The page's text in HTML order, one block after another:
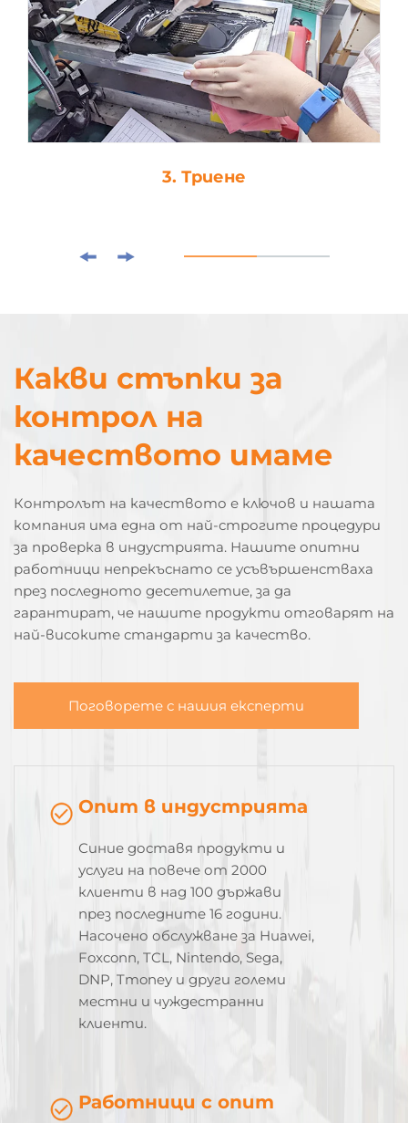
3. Триене
Какви стъпки за
контрол на
качеството имаме
Контролът на качеството е ключов и нашата
компания има една от най-строгите процедури
за проверка в индустрията. Нашите опитни
работници непрекъснато се усъвършенстваха
през последното десетилетие, за да
гарантират, че нашите продукти отговарят на
най-високите стандарти за качество.
Поговорете с нашия експерти
Опит в индустрията
Синие доставя продукти и
услуги на повече от 2000
клиенти в над 100 държави
през последните 16 години.
Насочено обслужване за Huawei,
Foxconn, TCL, Nintendo, Sega,
DNP, Tmoney и други големи
местни и чуждестранни
клиенти.
Работници с опит